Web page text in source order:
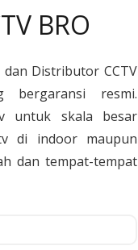
BRO
Distributor CCTV
bergaransi resmi.
untuk skala besar
di indoor maupun
dan tempat-tempat